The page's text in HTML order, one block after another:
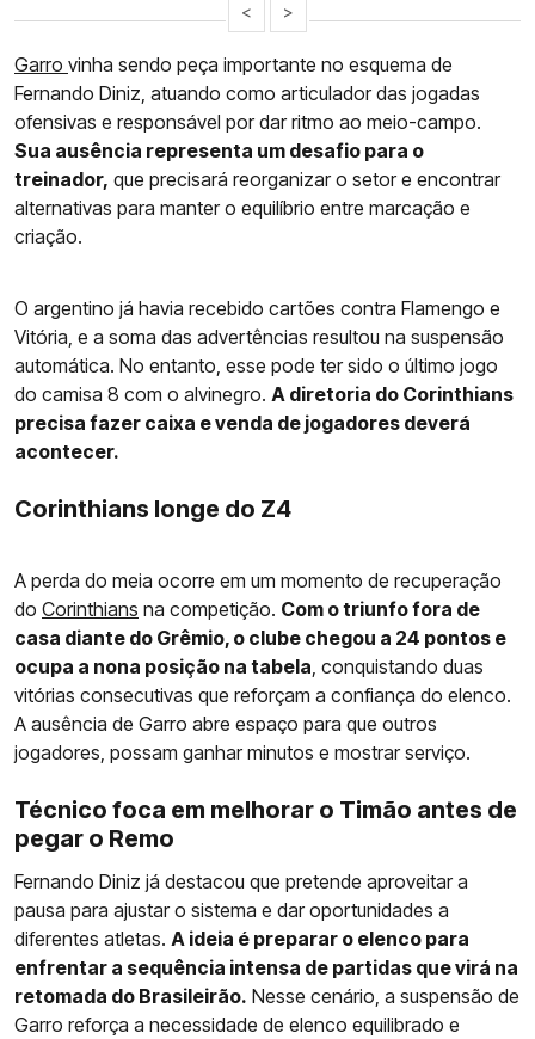
< >
Garro vinha sendo peça importante no esquema de
Fernando Diniz, atuando como articulador das jogadas
ofensivas e responsável por dar ritmo ao meio-campo.
Sua ausência representa um desafio para o
treinador, que precisará reorganizar o setor e encontrar
alternativas para manter o equilíbrio entre marcação e
criação.
O argentino já havia recebido cartões contra Flamengo e
Vitória, e a soma das advertências resultou na suspensão
automática. No entanto, esse pode ter sido o último jogo
do camisa 8 com o alvinegro. A diretoria do Corinthians
precisa fazer caixa e venda de jogadores deverá
acontecer.
Corinthians longe do Z4
A perda do meia ocorre em um momento de recuperação
do Corinthians na competição. Com o triunfo fora de
casa diante do Grêmio, o clube chegou a 24 pontos e
ocupa a nona posição na tabela , conquistando duas
vitórias consecutivas que reforçam a confiança do elenco.
A ausência de Garro abre espaço para que outros
jogadores, possam ganhar minutos e mostrar serviço.
Técnico foca em melhorar o Timão antes de
pegar o Remo
Fernando Diniz já destacou que pretende aproveitar a
pausa para ajustar o sistema e dar oportunidades a
diferentes atletas. A ideia é preparar o elenco para
enfrentar a sequência intensa de partidas que virá na
retomada do Brasileirão. Nesse cenário, a suspensão de
Garro reforça a necessidade de elenco equilibrado e